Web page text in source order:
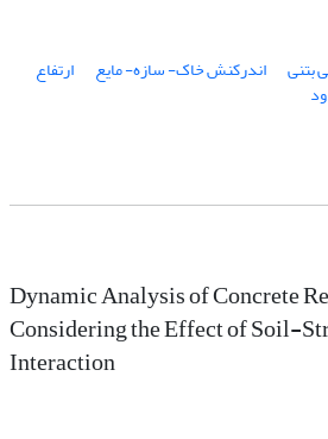
بتنی اندرکنش خاک- سازه- مایع ارتفاع
Dynamic Analysis of Concrete
Considering the Effect of Soil-
Interaction